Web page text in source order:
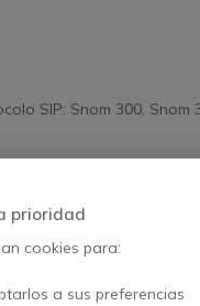
SIP: Snom 300, Snom
prioridad
cookies para:
a sus preferencias